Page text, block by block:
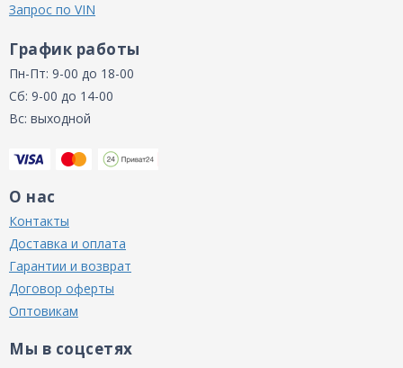
Запрос по VIN
График работы
Пн-Пт: 9-00 до 18-00
Сб: 9-00 до 14-00
Вс: выходной
О нас
Контакты
Доставка и оплата
Гарантии и возврат
Договор оферты
Оптовикам
Мы в соцсетях